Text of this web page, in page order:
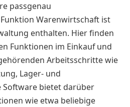
passgenau
Warenwirtschaft ist
enthalten. Hier finden
Funktionen im Einkauf und
Arbeitsschritte wie
Lager- und
Software bietet darüber
wie etwa beliebige